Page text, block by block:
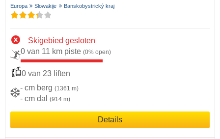
Europa Slowakije Banskobystrický kraj
Skigebied gesloten
0 van 11 km piste (0% open)
0 van 23 liften
- cm berg (1361 m)
- cm dal (914 m)
Details